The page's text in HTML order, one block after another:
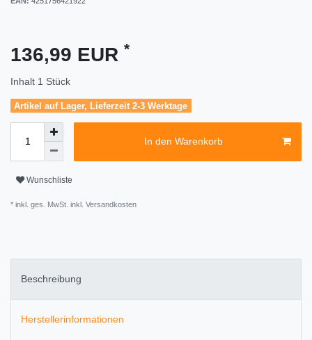
136,99 EUR *
Inhalt 1 Stück
Artikel auf Lager, Lieferzeit 2-3 Werktage
In den Warenkorb
Wunschliste
* inkl. ges. MwSt. inkl. Versandkosten
Beschreibung
Herstellerinformationen